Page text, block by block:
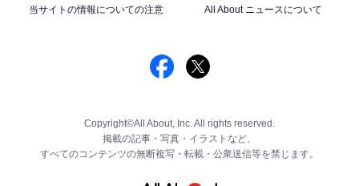
当サイトの情報についての注意
All About ニュースについて
Copyright©All About, Inc. All rights reserved.
掲載の記事・写真・イラストなど、
すべてのコンテンツの無断複写・転載・公衆送信等を禁じます。